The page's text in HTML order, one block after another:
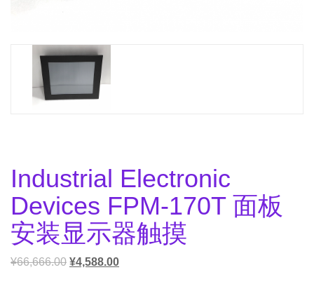
Industrial Electronic
Devices FPM-170T 面板
安装显示器触摸
¥66,666.00 ¥4,588.00